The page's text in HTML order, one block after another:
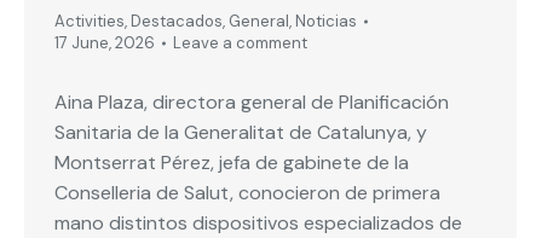
Activities, Destacados, General, Noticias
17 June, 2026
Leave a comment
Aina Plaza, directora general de Planificación
Sanitaria de la Generalitat de Catalunya, y
Montserrat Pérez, jefa de gabinete de la
Conselleria de Salut, conocieron de primera
mano distintos dispositivos especializados de